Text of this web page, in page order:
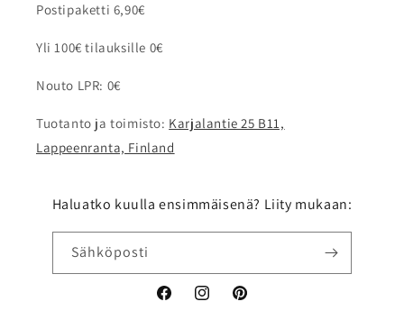
Postipaketti 6,90€
Yli 100€ tilauksille 0€
Nouto LPR: 0€
Tuotanto ja toimisto: Karjalantie 25 B11,
Lappeenranta, Finland
Haluatko kuulla ensimmäisenä? Liity mukaan:
Sähköposti
FacebookInstagramPinterest